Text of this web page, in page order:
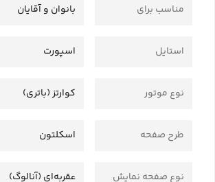
مناسب برای بانوان و آقایان
استایل اسپورت
نوع موتور کوارتز (باتری)
طرح صفحه اسکلتون
نوع صفحه نمایش عقربه‌ای (آنالوگ)